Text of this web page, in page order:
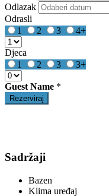
Odlazak
Odrasli
1
2 3 4+
Djeca
1
2 3 3+
Guest Name *
Sadržaji
Bazen
Klima uređaj